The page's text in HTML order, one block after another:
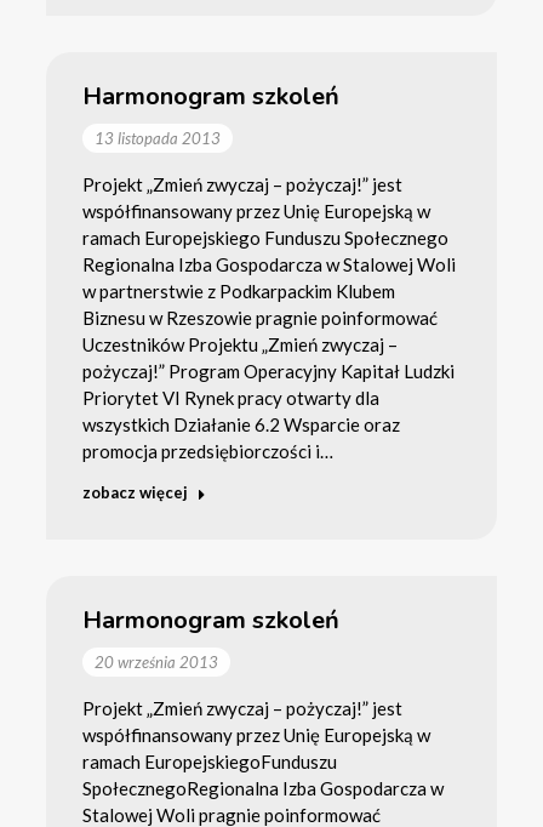
Harmonogram szkoleń
13 listopada 2013
Projekt „Zmień zwyczaj – pożyczaj!” jest
współfinansowany przez Unię Europejską w
ramach Europejskiego Funduszu Społecznego
Regionalna Izba Gospodarcza w Stalowej Woli
w partnerstwie z Podkarpackim Klubem
Biznesu w Rzeszowie pragnie poinformować
Uczestników Projektu „Zmień zwyczaj –
pożyczaj!” Program Operacyjny Kapitał Ludzki
Priorytet VI Rynek pracy otwarty dla
wszystkich Działanie 6.2 Wsparcie oraz
promocja przedsiębiorczości i…
zobacz więcej
Harmonogram szkoleń
20 września 2013
Projekt „Zmień zwyczaj – pożyczaj!” jest
współfinansowany przez Unię Europejską w
ramach EuropejskiegoFunduszu
SpołecznegoRegionalna Izba Gospodarcza w
Stalowej Woli pragnie poinformować